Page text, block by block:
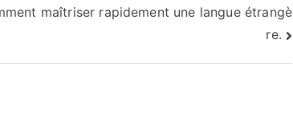
maîtriser rapidement une langue étrangè
re.